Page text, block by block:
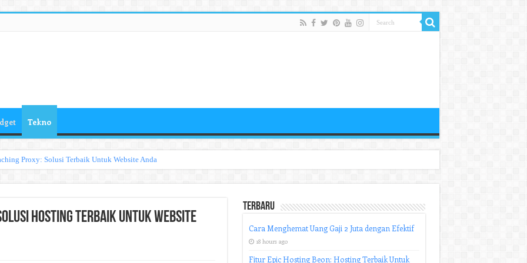
Tekno
Proxy: Solusi Terbaik Untuk Website Anda
Hosting Terbaik untuk Website
Terbaru
Cara Menghemat Uang Gaji 2 Juta dengan Efektif
18 hours ago
Fitur Epic Hosting Beon: Hosting Terbaik Untuk